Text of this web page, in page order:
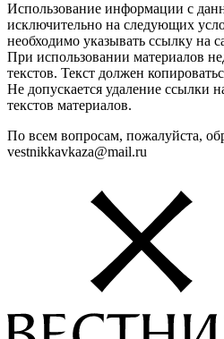
Использование информации с
исключительно на следующих
необходимо указывать ссылку на
При использовании материалов
текстов. Текст должен
Не допускается удаление ссылки
текстов материалов.
По всем вопросам, пожалуйста,
vestnikkavkaza@mail.ru